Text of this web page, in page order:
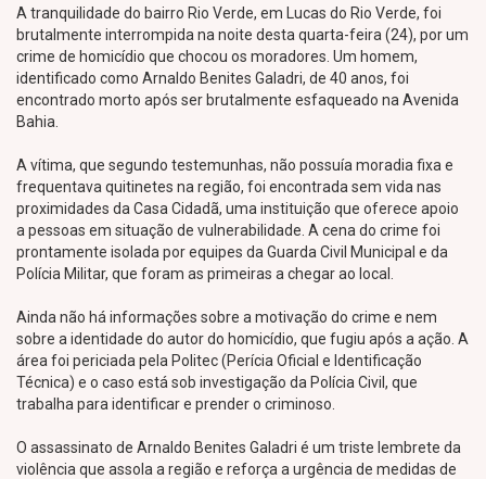
A tranquilidade do bairro Rio Verde, em Lucas do Rio Verde, foi
brutalmente interrompida na noite desta quarta-feira (24), por um
crime de homicídio que chocou os moradores. Um homem,
identificado como Arnaldo Benites Galadri, de 40 anos, foi
encontrado morto após ser brutalmente esfaqueado na Avenida
Bahia.
A vítima, que segundo testemunhas, não possuía moradia fixa e
frequentava quitinetes na região, foi encontrada sem vida nas
proximidades da Casa Cidadã, uma instituição que oferece apoio
a pessoas em situação de vulnerabilidade. A cena do crime foi
prontamente isolada por equipes da Guarda Civil Municipal e da
Polícia Militar, que foram as primeiras a chegar ao local.
Ainda não há informações sobre a motivação do crime e nem
sobre a identidade do autor do homicídio, que fugiu após a ação. A
área foi periciada pela Politec (Perícia Oficial e Identificação
Técnica) e o caso está sob investigação da Polícia Civil, que
trabalha para identificar e prender o criminoso.
O assassinato de Arnaldo Benites Galadri é um triste lembrete da
violência que assola a região e reforça a urgência de medidas de